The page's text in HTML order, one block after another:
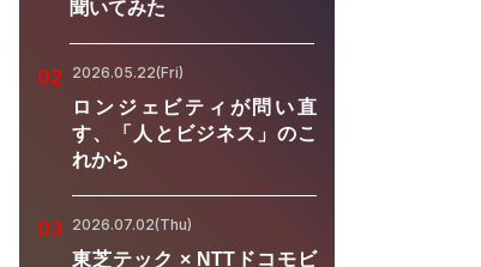
聞いてみた
02 2026.05.22(Fri)
ロンジェビティが問い直
す、「人とビジネス」のこ
れから
03 2026.07.02(Thu)
東芝テック × NTTドコモビ